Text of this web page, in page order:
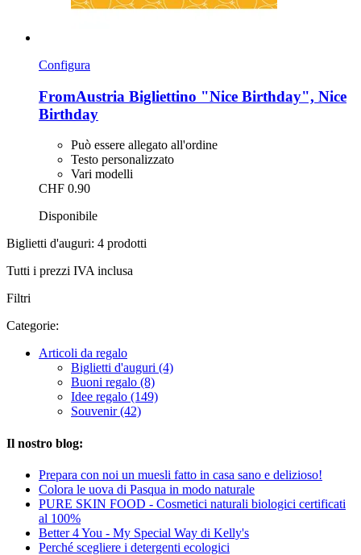
Configura
FromAustria Bigliettino "Nice Birthday", Nice
Birthday
Può essere allegato all'ordine
Testo personalizzato
Vari modelli
CHF 0.90
Disponibile
Biglietti d'auguri: 4 prodotti
Tutti i prezzi IVA inclusa
Filtri
Categorie:
Articoli da regalo
Biglietti d'auguri (4)
Buoni regalo (8)
Idee regalo (149)
Souvenir (42)
Il nostro blog:
Prepara con noi un muesli fatto in casa sano e delizioso!
Colora le uova di Pasqua in modo naturale
PURE SKIN FOOD - Cosmetici naturali biologici certificati
al 100%
Better 4 You - My Special Way di Kelly's
Perché scegliere i detergenti ecologici